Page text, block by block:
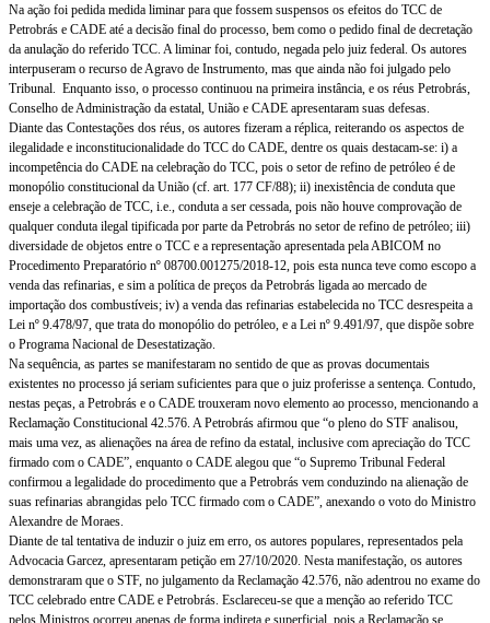
Na ação foi pedida medida liminar para que fossem suspensos os efeitos do TCC de
Petrobrás e CADE até a decisão final do processo, bem como o pedido final de decretação
da anulação do referido TCC. A liminar foi, contudo, negada pelo juiz federal. Os autores
interpuseram o recurso de Agravo de Instrumento, mas que ainda não foi julgado pelo
Tribunal. Enquanto isso, o processo continuou na primeira instância, e os réus Petrobrás,
Conselho de Administração da estatal, União e CADE apresentaram suas defesas.
Diante das Contestações dos réus, os autores fizeram a réplica, reiterando os aspectos de
ilegalidade e inconstitucionalidade do TCC do CADE, dentre os quais destacam-se: i) a
incompetência do CADE na celebração do TCC, pois o setor de refino de petróleo é de
monopólio constitucional da União (cf. art. 177 CF/88); ii) inexistência de conduta que
enseje a celebração de TCC, i.e., conduta a ser cessada, pois não houve comprovação de
qualquer conduta ilegal tipificada por parte da Petrobrás no setor de refino de petróleo; iii)
diversidade de objetos entre o TCC e a representação apresentada pela ABICOM no
Procedimento Preparatório nº 08700.001275/2018-12, pois esta nunca teve como escopo a
venda das refinarias, e sim a política de preços da Petrobrás ligada ao mercado de
importação dos combustíveis; iv) a venda das refinarias estabelecida no TCC desrespeita a
Lei nº 9.478/97, que trata do monopólio do petróleo, e a Lei nº 9.491/97, que dispõe sobre
o Programa Nacional de Desestatização.
Na sequência, as partes se manifestaram no sentido de que as provas documentais
existentes no processo já seriam suficientes para que o juiz proferisse a sentença. Contudo,
nestas peças, a Petrobrás e o CADE trouxeram novo elemento ao processo, mencionando a
Reclamação Constitucional 42.576. A Petrobrás afirmou que “o pleno do STF analisou,
mais uma vez, as alienações na área de refino da estatal, inclusive com apreciação do TCC
firmado com o CADE”, enquanto o CADE alegou que “o Supremo Tribunal Federal
confirmou a legalidade do procedimento que a Petrobrás vem conduzindo na alienação de
suas refinarias abrangidas pelo TCC firmado com o CADE”, anexando o voto do Ministro
Alexandre de Moraes.
Diante de tal tentativa de induzir o juiz em erro, os autores populares, representados pela
Advocacia Garcez, apresentaram petição em 27/10/2020. Nesta manifestação, os autores
demonstraram que o STF, no julgamento da Reclamação 42.576, não adentrou no exame do
TCC celebrado entre CADE e Petrobrás. Esclareceu-se que a menção ao referido TCC
pelos Ministros ocorreu apenas de forma indireta e superficial, pois a Reclamação se